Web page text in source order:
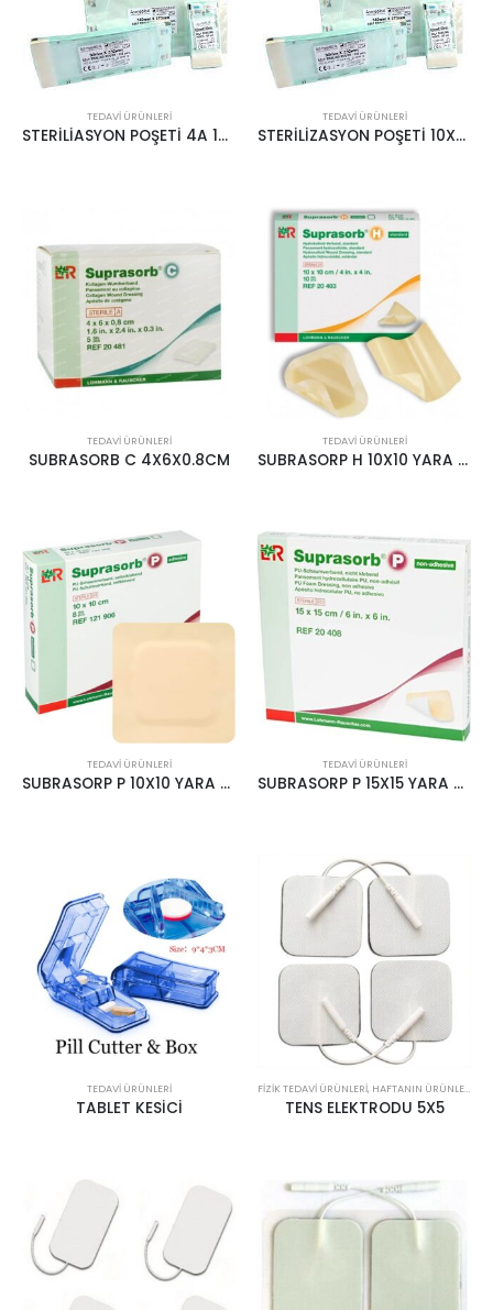
TEDAVI ÜRÜNLERI
STERİLİASYON POŞETİ 4A 15*200
TEDAVI ÜRÜNLERI
STERİLİZASYON POŞETİ 10X27 4A
TEDAVI ÜRÜNLERI
SUBRASORB C 4X6X0.8CM
TEDAVI ÜRÜNLERI
SUBRASORP H 10X10 YARA BAKIM BANDI
TEDAVI ÜRÜNLERI
SUBRASORP P 10X10 YARA BAKIM İÇİN
TEDAVI ÜRÜNLERI
SUBRASORP P 15X15 YARA BAKIM BANDI
TEDAVI ÜRÜNLERI
TABLET KESİCİ
FIZIK TEDAVI ÜRÜNLERI, HAFTANIN ÜRÜNLERI
TENS ELEKTRODU 5X5